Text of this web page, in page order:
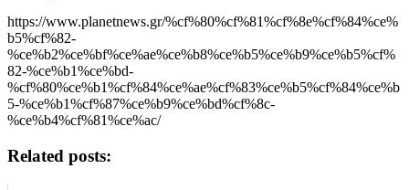
https://www.planetnews.gr/%cf%80%cf%81%cf%8e%cf%84%ce%
b5%cf%82-
%ce%b2%ce%bf%ce%ae%ce%b8%ce%b5%ce%b9%ce%b5%cf%
82-%ce%b1%ce%bd-
%cf%80%ce%b1%cf%84%ce%ae%cf%83%ce%b5%cf%84%ce%b
5-%ce%b1%cf%87%ce%b9%ce%bd%cf%8c-
%ce%b4%cf%81%ce%ac/
Related posts: